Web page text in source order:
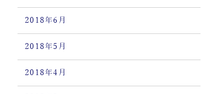
2018年6月
2018年5月
2018年4月